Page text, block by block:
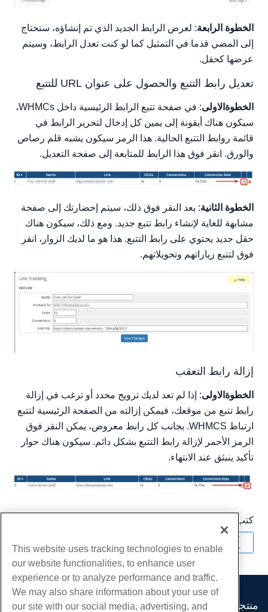
الخطوة الرابعة: لعرض الرابط الجديد الذي تم إنشاؤه، ستحتاج
إلى المضي قدما في التمثيل كما لو كنت تعدل الرابط، وسيتم
عرضها كحقل.
تعديل رابط التتبع والحصول على عنوان URL للتتبع
الخطوةالاولى
: في صفحة تتبع الرابط الرئيسية داخل WHMCs،
سيكون هناك أيقونة إلى يمين كل إدخال لتحرير الرابط في
قائمة روابط التتبع الحالية. هذا الرمز سيكون يشبه قلم رصاص
والورق. انقر فوق هذا الرابط للمتابعة إلى صفحة التعديل.
الخطوة الثانية: بعد النقر فوق ذلك، سيتم إحضارتك إلى صفحة
مشابهة للغاية لإنشاء رابط تتبع جديد. ومع ذلك، سيكون هناك
حقل جديد يحتوي على رابط التتبع. هذا هو ما لديك الزوار، انقر
فوق لتتبع زياراتهم وتحويلاتهم.
إزالة رابط التعقب
الخطوةالاولى: إذا لم تعد لديك ترويج محدد أو ترغب في إزالة
رابط تتبع من موقعك، فيمكن إزالته من الصفحة الرئيسية لتتبع
ارتباط WHMCS. بجانب كل رابط معروض، يمكن النقر فوق
الرمز الأحمر لإزالة رابط التتبع بشكل دائم. سيكون هناك حوار
تأكيد ينبثق عند الانتهاء.
كتب بواسطة
منتجات
This website uses tracking technologies to enable
our website functionalities, to enhance user
experience or to analyze performance and traffic.
We may also share information about your use of
our site with our social media, advertising, and